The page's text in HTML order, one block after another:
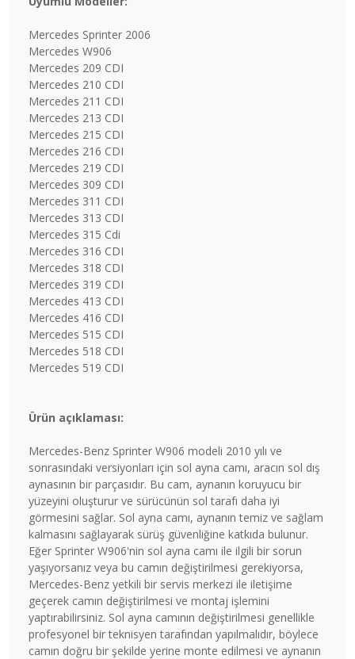
Mercedes Sprinter 2006
Mercedes W906
Mercedes 209 CDI
Mercedes 210 CDI
Mercedes 211 CDI
Mercedes 213 CDI
Mercedes 215 CDI
Mercedes 216 CDI
Mercedes 219 CDI
Mercedes 309 CDI
Mercedes 311 CDI
Mercedes 313 CDI
Mercedes 315 Cdi
Mercedes 316 CDI
Mercedes 318 CDI
Mercedes 319 CDI
Mercedes 413 CDI
Mercedes 416 CDI
Mercedes 515 CDI
Mercedes 518 CDI
Mercedes 519 CDI
Ürün açıklaması:
Mercedes-Benz Sprinter W906 modeli 2010 yılı ve
sonrasındaki versiyonları için sol ayna camı, aracın sol dış
aynasının bir parçasıdır. Bu cam, aynanın koruyucu bir
yüzeyini oluşturur ve sürücünün sol tarafı daha iyi
görmesini sağlar. Sol ayna camı, aynanın temiz ve sağlam
kalmasını sağlayarak sürüş güvenliğine katkıda bulunur.
Eğer Sprinter W906'nin sol ayna camı ile ilgili bir sorun
yaşıyorsanız veya bu camın değiştirilmesi gerekiyorsa,
Mercedes-Benz yetkili bir servis merkezi ile iletişime
geçerek camın değiştirilmesi ve montaj işlemini
yaptırabilirsiniz. Sol ayna camının değiştirilmesi genellikle
profesyonel bir teknisyen tarafından yapılmalıdır, böylece
camın doğru bir şekilde yerine monte edilmesi ve aynanın